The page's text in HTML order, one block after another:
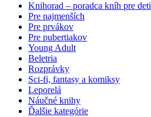
Knihorad – poradca kníh pre deti
Pre najmenších
Pre prvákov
Pre pubertiakov
Young Adult
Beletria
Rozprávky
Sci-fi, fantasy a komiksy
Leporelá
Náučné knihy
Ďalšie kategórie